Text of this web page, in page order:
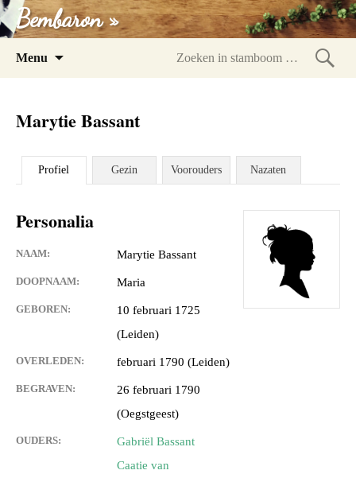
Bembaron »
Menu
Marytie Bassant
Profiel Gezin Voorouders Nazaten
Personalia
NAAM: Marytie Bassant
DOOPNAAM: Maria
GEBOREN:
10 februari 1725
(Leiden)
OVERLEDEN: februari 1790 (Leiden)
BEGRAVEN:
26 februari 1790
(Oegstgeest)
OUDERS:
Gabriël Bassant
Caatie van